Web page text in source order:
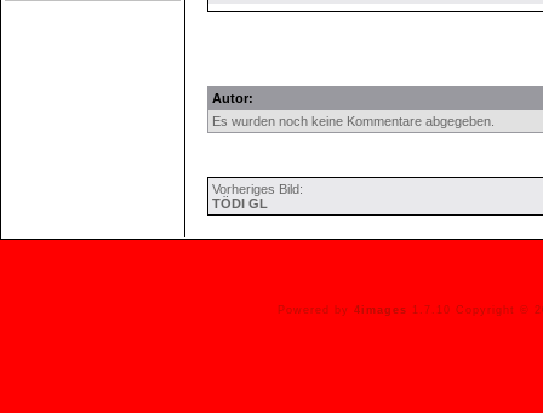
Autor:
Es wurden noch keine Kommentare abgegeben.
Vorheriges Bild:
TÖDI GL
Powered by 4images 1.7.10 Copyright ©